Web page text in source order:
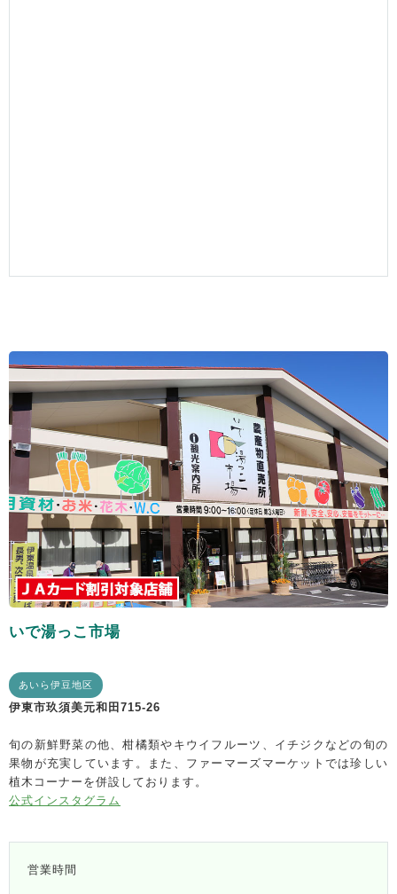
いで湯っこ市場
あいら伊豆地区
伊東市玖須美元和田715-26
旬の新鮮野菜の他、柑橘類やキウイフルーツ、イチジクなどの旬の
果物が充実しています。また、ファーマーズマーケットでは珍しい
植木コーナーを併設しております。
公式インスタグラム
営業時間